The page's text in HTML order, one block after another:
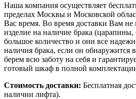
Наша компания осуществляет
пределах Москвы и Московской
Вас время. Во время доставки Вам не
изделие на наличие брака (царапины,
большое количество и они все
наличия брака, если он обнаружится
берем всю заботу на себя и
готовый шкаф в полной
Стоимость доставки: Бесплатная
наличии лифта).